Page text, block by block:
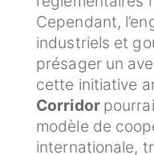
Cependant,
industriels et
présager un
cette initiative
Corridor
modèle de
internationale,